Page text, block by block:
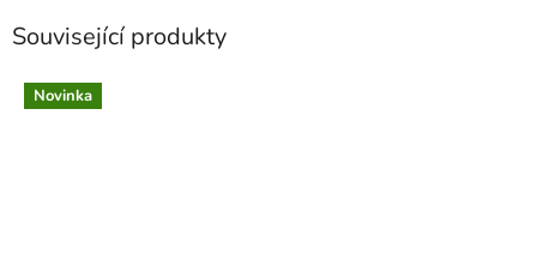
Související produkty
Novinka